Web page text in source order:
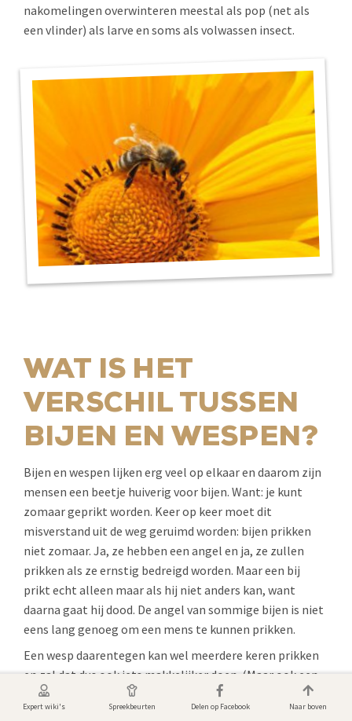
nakomelingen overwinteren meestal als pop (net als
een vlinder) als larve en soms als volwassen insect.
WAT IS HET
VERSCHIL TUSSEN
BIJEN EN WESPEN?
Bijen en wespen lijken erg veel op elkaar en daarom zijn
mensen een beetje huiverig voor bijen. Want: je kunt
zomaar geprikt worden. Keer op keer moet dit
misverstand uit de weg geruimd worden: bijen prikken
niet zomaar. Ja, ze hebben een angel en ja, ze zullen
prikken als ze ernstig bedreigd worden. Maar een bij
prikt echt alleen maar als hij niet anders kan, want
daarna gaat hij dood. De angel van sommige bijen is niet
eens lang genoeg om een mens te kunnen prikken.
Een wesp daarentegen kan wel meerdere keren prikken
en zal dat dus ook iets makkelijker doen. (Maar ook een
wesp prikt alleen als hij daar een reden voor heeft...)
Expert wiki's Spreekbeurten Delen op Facebook Naar boven